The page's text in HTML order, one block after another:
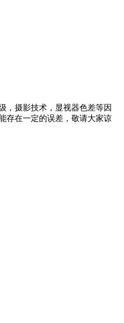
，摄影技术，显视器色差等因
存在一定的误差，敬请大家谅